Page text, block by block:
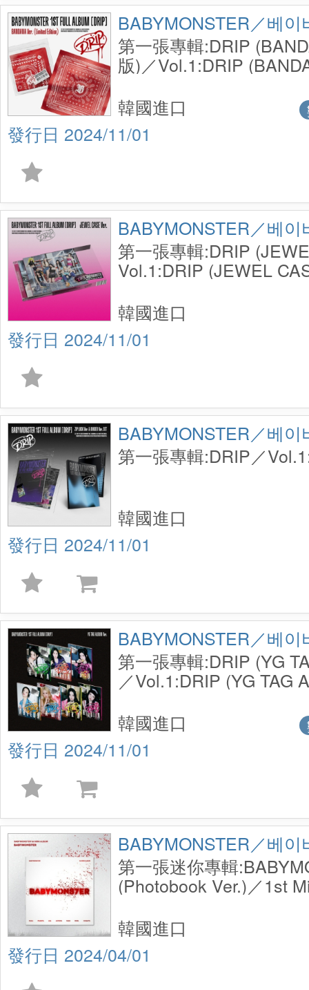
BABYMONSTER／베이
第一張專輯:DRIP
版)／Vol.1:DRIP
2024/11/01
韓國進口
BABYMONSTER／베이
第一張專輯:DRIP
Vol.1:DRIP (JEWEL
2024/11/01
韓國進口
BABYMONSTER／베이
第一張專輯:DRIP／
2024/11/01
韓國進口
BABYMONSTER／베이
第一張專輯:DRIP (YG
／Vol.1:DRIP (YG TAG
2024/11/01
韓國進口
BABYMONSTER／베이
第一張迷你專輯
(Photobook Ver.)／1st
Ver.)
2024/04/01
韓國進口